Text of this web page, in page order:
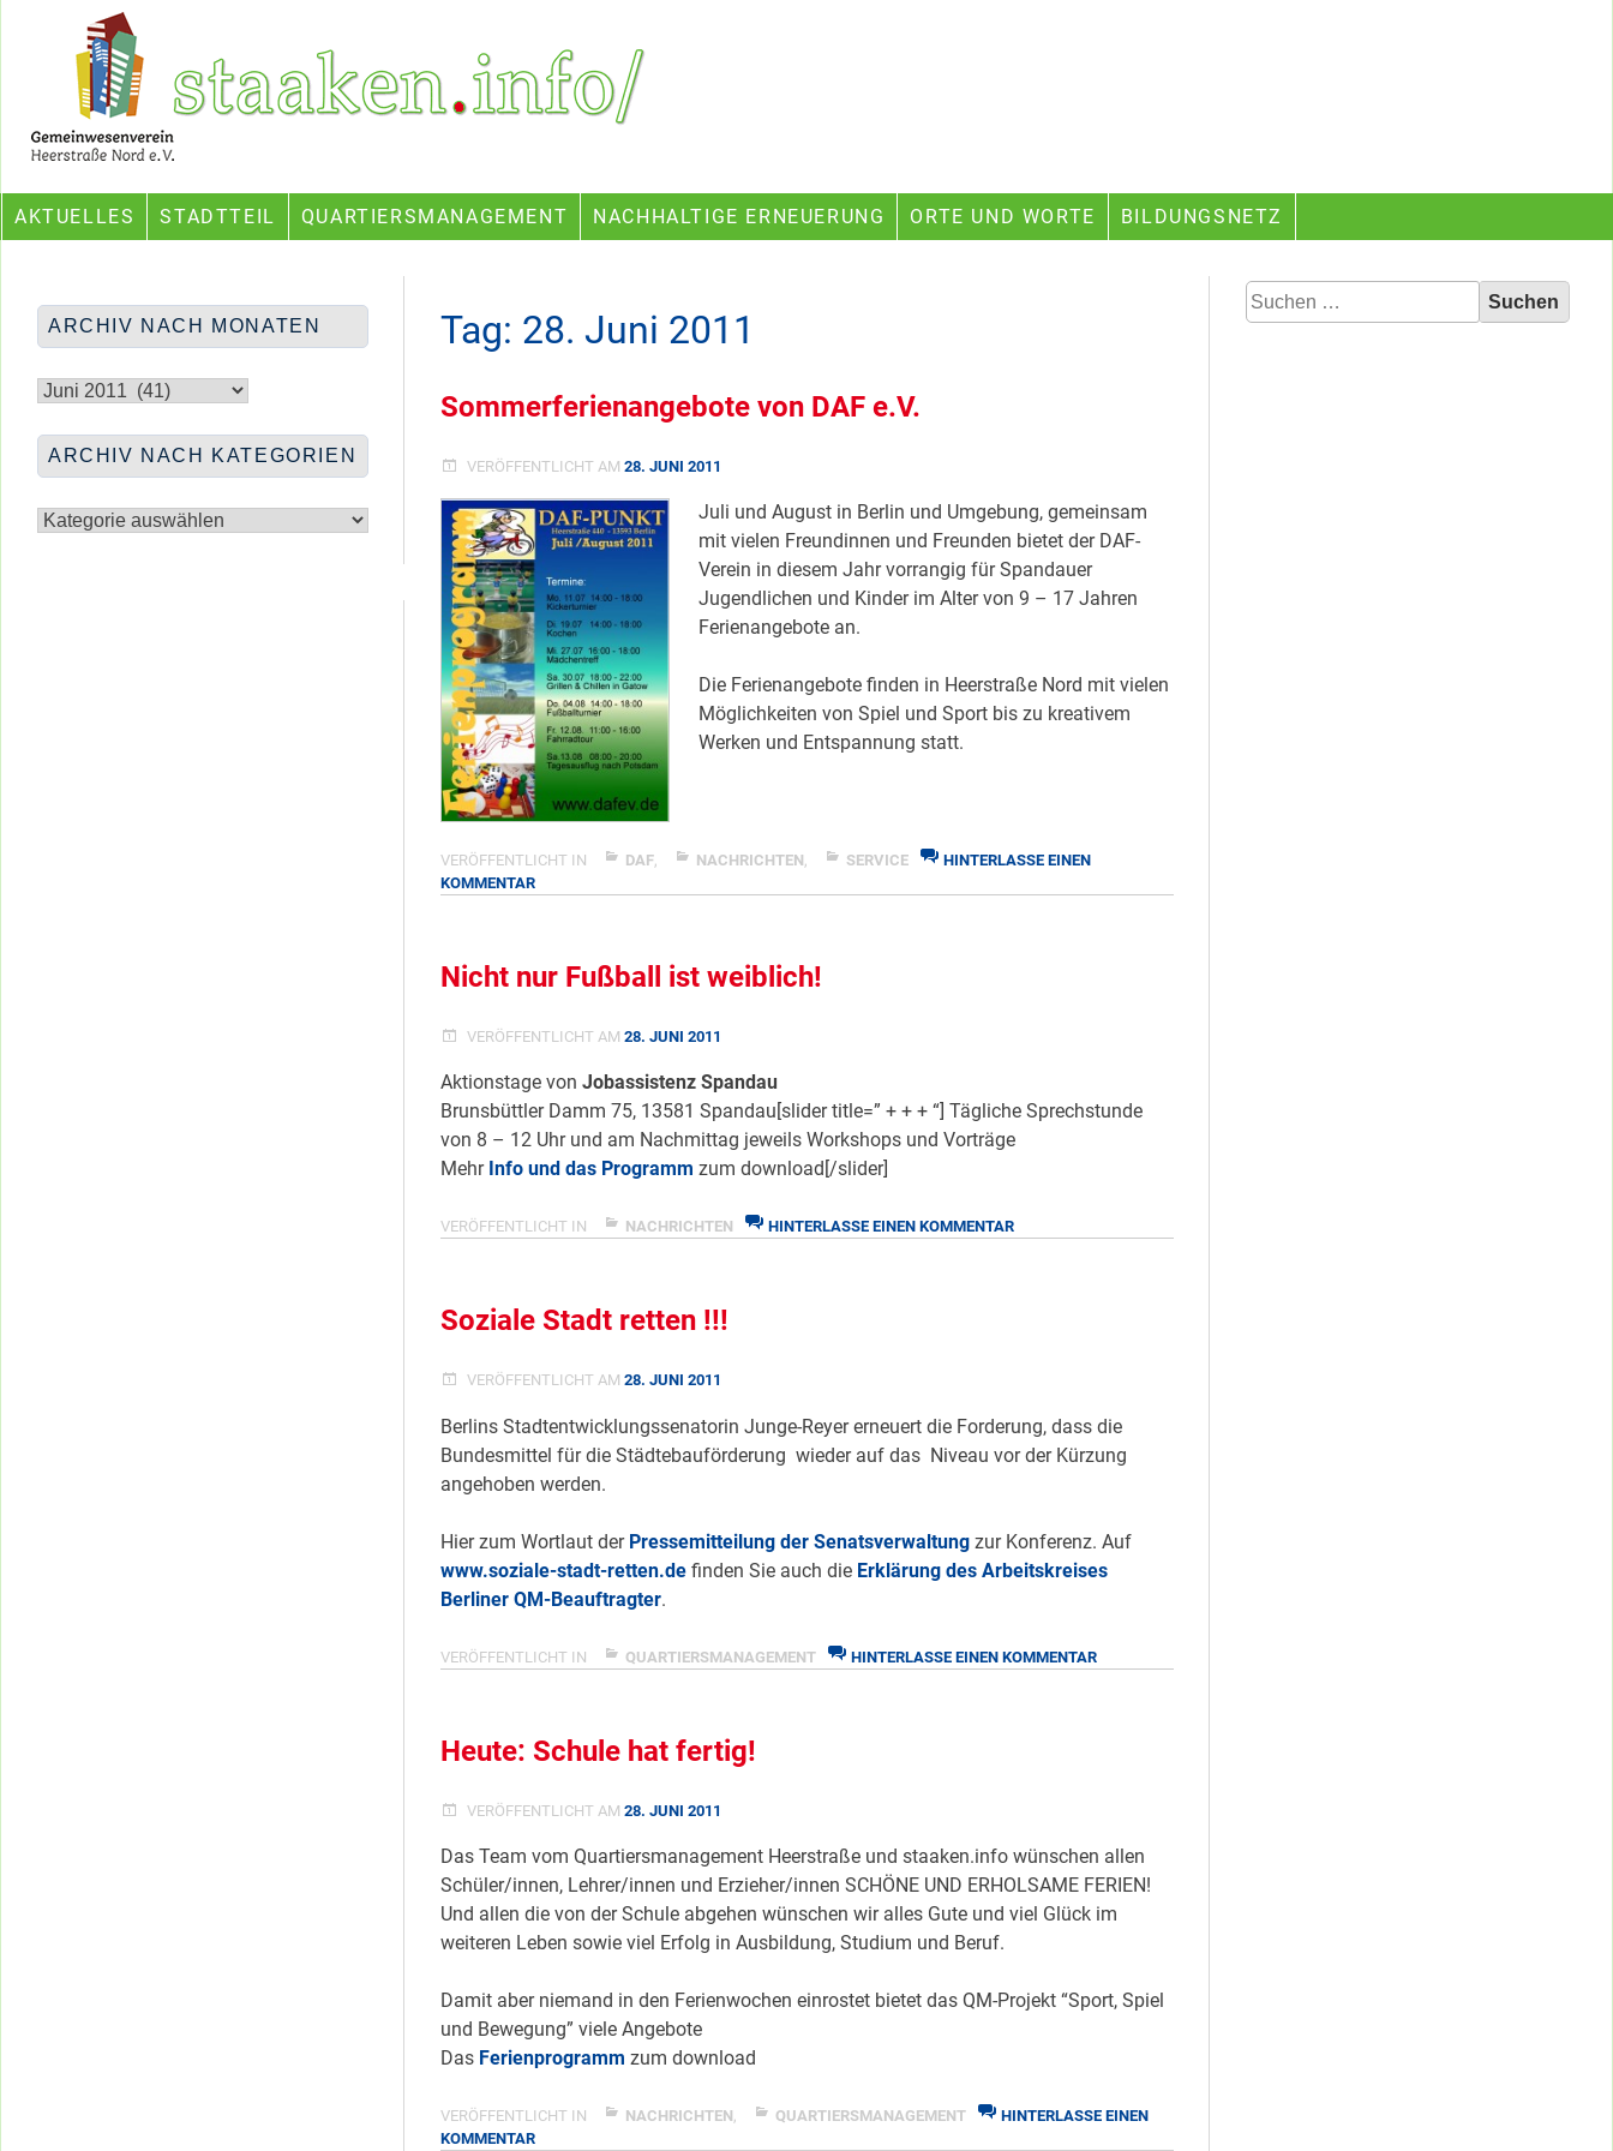
Ein Projekt des Gemeinwesenvereins Heerstraße Nord
AKTUELLES STADTTEIL QUARTIERSMANAGEMENT NACHHALTIGE ERNEUERUNG ORTE UND WORTE BILDUNGSNETZ
Tag: 28. Juni 2011
Sommerferienangebote von DAF e.V.
VERÖFFENTLICHT AM 28. JUNI 2011
Juli und August in Berlin und Umgebung, gemeinsam
mit vielen Freundinnen und Freunden bietet der DAF-
Verein in diesem Jahr vorrangig für Spandauer
Jugendlichen und Kinder im Alter von 9 – 17 Jahren
Ferienangebote an.
Die Ferienangebote finden in Heerstraße Nord mit vielen
Möglichkeiten von Spiel und Sport bis zu kreativem
Werken und Entspannung statt.
VERÖFFENTLICHT IN DAF, NACHRICHTEN SERVICE
HINTERLASSE EINEN
KOMMENTARZU
E.V.
Nicht nur Fußball ist weiblich!
VERÖFFENTLICHT AM 28. JUNI 2011
Aktionstage von Jobassistenz Spandau
Brunsbüttler Damm 75, 13581 Spandau[slider title=” + + + “] Tägliche Sprechstunde
von 8 – 12 Uhr und am Nachmittag jeweils Workshops und Vorträge
Mehr Info und das Programm zum download[/slider]
VERÖFFENTLICHT IN NACHRICHTEN HINTERLASSE EINEN KOMMENTARZU
Soziale Stadt retten !!!
VERÖFFENTLICHT AM 28. JUNI 2011
Berlins Stadtentwicklungssenatorin Junge-Reyer erneuert die Forderung, dass die
Bundesmittel für die Städtebauförderung wieder auf das Niveau vor der Kürzung
angehoben werden.
Hier zum Wortlaut der Pressemitteilung der Senatsverwaltungzur Konferenz. Auf
www.soziale-stadt-retten.definden Sie auch die Erklärung des Arbeitskreises
Berliner QM-Beauftragter.
VERÖFFENTLICHT IN QUARTIERSMANAGEMENT HINTERLASSE EINEN KOMMENTARZU
Heute: Schule hat fertig!
VERÖFFENTLICHT AM 28. JUNI 2011
Das Team vom Quartiersmanagement Heerstraße und staaken.info wünschen allen
Schüler/innen, Lehrer/innen und Erzieher/innen SCHÖNE UND ERHOLSAME FERIEN!
Und allen die von der Schule abgehen wünschen wir alles Gute und viel Glück im
weiteren Leben sowie viel Erfolg in Ausbildung, Studium und Beruf.
Damit aber niemand in den Ferienwochen einrostet bietet das QM-Projekt “Sport, Spiel
und Bewegung” viele Angebote
Das Ferienprogramm zum download
VERÖFFENTLICHT IN NACHRICHTEN, QUARTIERSMANAGEMENT
HINTERLASSE EINEN
KOMMENTARZU
ARCHIV NACH MONATEN
nach
ARCHIV NACH KATEGORIEN
nach
Suchen
nach: